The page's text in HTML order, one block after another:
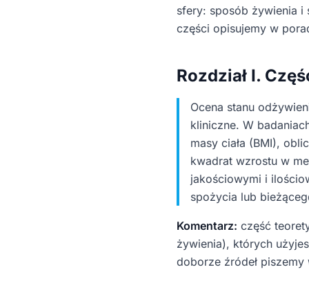
sfery: sposób żywienia i
części opisujemy w
Rozdział I.
Ocena stanu
kliniczne. W
masy ciała (BMI),
kwadrat wzrostu w
jakościowymi i
spożycia lub
Komentarz: część
żywienia), których
doborze źródeł piszemy